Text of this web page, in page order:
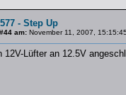
- Step Up
am: November 11, 2007,
12V-Lüfter an 12.5V